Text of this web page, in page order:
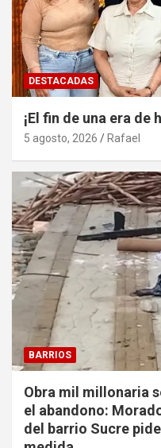
DESTACADAS
¡El fin de una era de
5 agosto, 2026 Rafael
BARRIOS
Obra mil millonaria
el abandono:
del barrio Sucre